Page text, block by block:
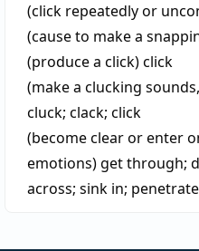
(click repeatedly or
(cause to make a
(produce a click)click
(make a clucking
cluck; clack; click
(become clear or enter
emotions)get through;
across; sink in; penetrate